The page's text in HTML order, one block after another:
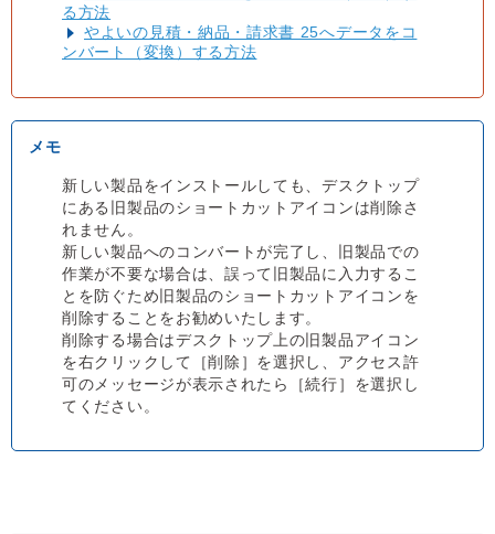
る方法
やよいの見積・納品・請求書 25へデータをコ
ンバート（変換）する方法
新しい製品をインストールしても、デスクトップ
にある旧製品のショートカットアイコンは削除さ
れません。
新しい製品へのコンバートが完了し、旧製品での
作業が不要な場合は、誤って旧製品に入力するこ
とを防ぐため旧製品のショートカットアイコンを
削除することをお勧めいたします。
削除する場合はデスクトップ上の旧製品アイコン
を右クリックして［削除］を選択し、アクセス許
可のメッセージが表示されたら［続行］を選択し
てください。